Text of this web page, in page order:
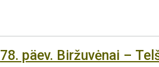
78. päev. Biržuvėnai –